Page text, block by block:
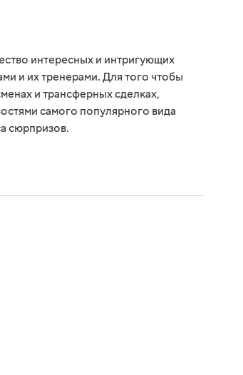
интересных и интригующих
и их тренерами. Для того чтобы
и трансферных сделках,
самого популярного вида
сюрпризов.